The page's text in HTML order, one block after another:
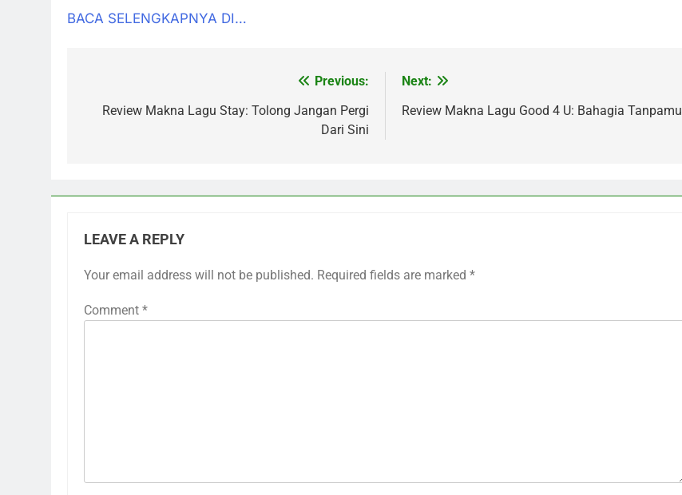
BACA SELENGKAPNYA DI…
navigation
Previous:
Review Makna Lagu Stay: Tolong Jangan Pergi
Dari Sini
Next:
Review Makna Lagu Good 4 U: Bahagia Tanpamu
LEAVE A REPLY
Your email address will not be published. Required fields are marked *
Comment *